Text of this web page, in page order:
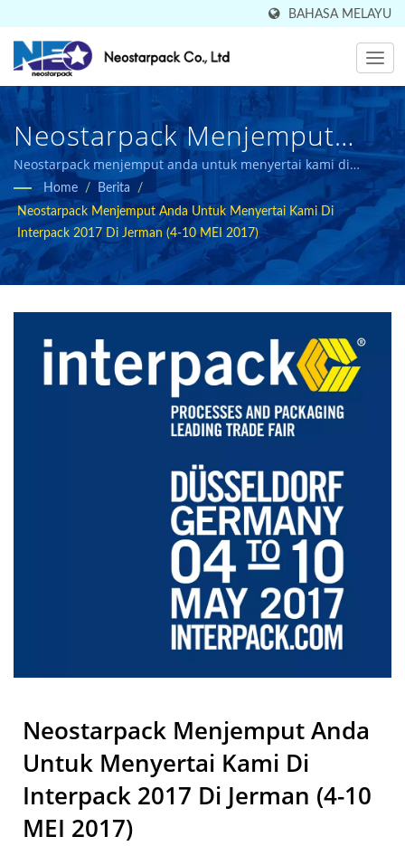
BAHASA MELAYU
Neostarpack Menjemput
Anda Untuk Menyertai Kami
Di Interpack 2017 Di Jerman
(4-10 Mei 2017) | Pengeluar
Peralatan Pembungkusan
Industri Berasaskan Taiwan
Sejak 1998 | Neostarpack
Co., Ltd.
Neostarpack menjemput anda untuk menyertai kami di
Interpack 2017 di Jerman
Home / Berita
/
Neostarpack Menjemput Anda Untuk Menyertai Kami Di
Interpack 2017 Di Jerman (4-10 MEI 2017)
Neostarpack Menjemput Anda
Untuk Menyertai Kami Di
Interpack 2017 Di Jerman (4-10
MEI 2017)